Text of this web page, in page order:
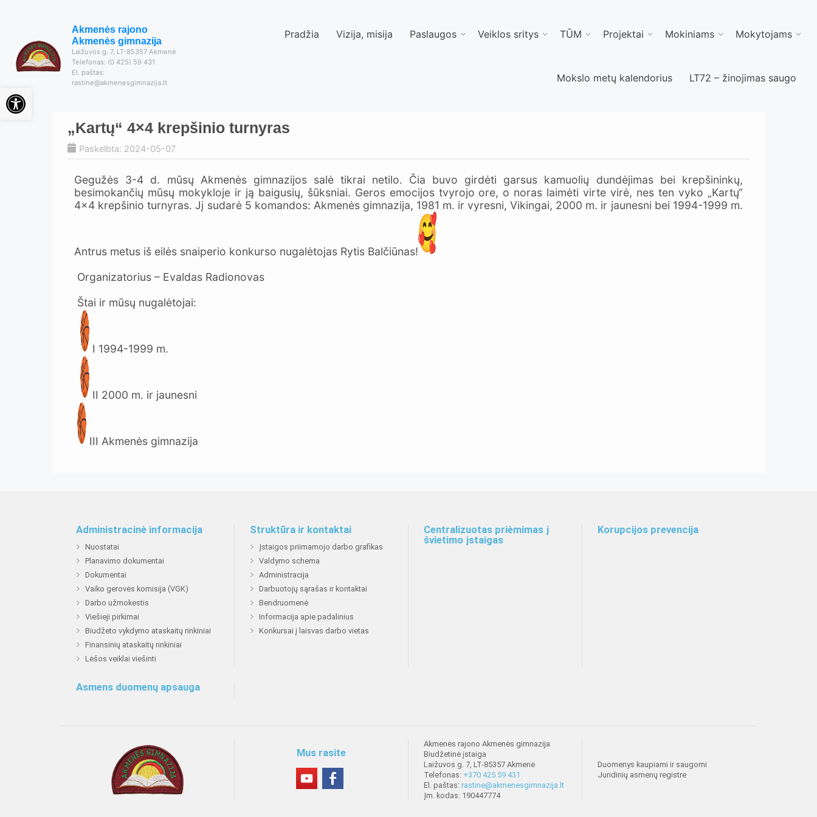
Akmenės rajono
Akmenės gimnazija
Laižuvos g. 7, LT-85357 Akmenė
Telefonas: (0 425) 59 431
El. paštas:
rastine@akmenesgimnazija.lt
Pradžia Vizija, misija Paslaugos Veiklos sritys TŪM Projektai Mokiniams Mokytojams
Mokslo metų kalendorius LT72 – žinojimas saugo
„Kartų“ 4×4 krepšinio turnyras
Paskelbta: 2024-05-07
Gegužės 3-4 d. mūsų Akmenės gimnazijos salė tikrai netilo. Čia buvo girdėti garsus kamuolių dundėjimas bei krepšininkų,
besimokančių mūsų mokykloje ir ją baigusių, šūksniai. Geros emocijos tvyrojo ore, o noras laimėti virte virė, nes ten vyko „Kartų“
4×4 krepšinio turnyras. Jį sudarė 5 komandos: Akmenės gimnazija, 1981 m. ir vyresni, Vikingai, 2000 m. ir jaunesni bei 1994-1999 m.
Antrus metus iš eilės snaiperio konkurso nugalėtojas Rytis Balčiūnas!
Organizatorius – Evaldas Radionovas
Štai ir mūsų nugalėtojai:
I 1994-1999 m.
II 2000 m. ir jaunesni
III Akmenės gimnazija
Administracinė informacija
Nuostatai
Planavimo dokumentai
Dokumentai
Vaiko gerovės komisija (VGK)
Darbo užmokestis
Viešieji pirkimai
Biudžeto vykdymo ataskaitų rinkiniai
Finansinių ataskaitų rinkiniai
Lėšos veiklai viešinti
Struktūra ir kontaktai
Įstaigos priimamojo darbo grafikas
Valdymo schema
Administracija
Darbuotojų sąrašas ir kontaktai
Bendruomenė
Informacija apie padalinius
Konkursai į laisvas darbo vietas
Centralizuotas priėmimas į
švietimo įstaigas
Korupcijos prevencija
Asmens duomenų apsauga
Mus rasite
Akmenės rajono Akmenės gimnazija
Biudžetinė įstaiga
Laižuvos g. 7, LT-85357 Akmenė
Telefonas: +370 425 59 431
El. paštas: rastine@akmenesgimnazija.lt
Įm. kodas: 190447774
Duomenys kaupiami ir saugomi
Juridinių asmenų registre
Open toolbar